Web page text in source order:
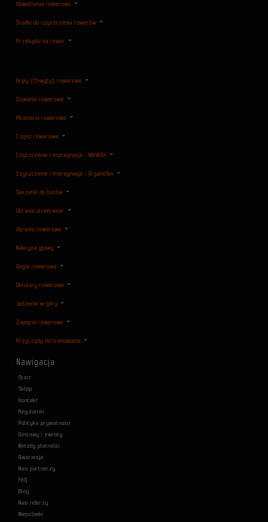
Oświetlenie rowerowe
Środki do czyszczenia rowerów
Przekąski na rower
Gripy (Chwyty) rowerowe
Dzwonki rowerowe
Akcesoria rowerowe
Części rowerowe
Czyszczenie i impregnacja - NIKWAX
Czyszczenie i impregnacja - OrganoTex
Saszetki do butów
Ubrania streetwear
Ubrania rowerowe
Nakrycia głowy
Gogle rowerowe
Oklulary rowerowe
Jedzenie w góry
Zapięcia rowerowe
Przyrządy do trenowania
Nawigacja
Start
Sklep
Kontakt
Regulamin
Polityka prywatności
Dostawy i zwroty
Metody płatności
Gwarancja
Nasi partnerzy
F&Q
Blog
Nasi riderzy
Miejscówki